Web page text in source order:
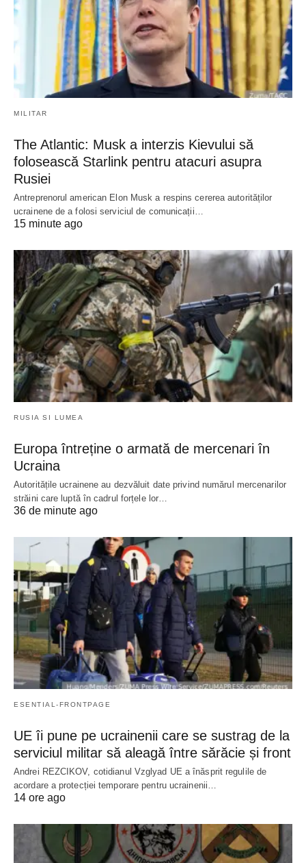
MILITAR
The Atlantic: Musk a interzis Kievului să
folosească Starlink pentru atacuri asupra
Rusiei
Antreprenorul american Elon Musk a respins cererea autorităților
ucrainene de a folosi serviciul de comunicații…
15 minute ago
RUSIA SI LUMEA
Europa întreține o armată de mercenari în
Ucraina
Autoritățile ucrainene au dezvăluit date privind numărul mercenarilor
străini care luptă în cadrul forțele lor…
36 de minute ago
ESENTIAL-FRONTPAGE
UE îi pune pe ucrainenii care se sustrag de la
serviciul militar să aleagă între sărăcie și front
Andrei REZCIKOV, cotidianul Vzglyad UE a înăsprit regulile de
acordare a protecției temporare pentru ucrainenii…
14 ore ago